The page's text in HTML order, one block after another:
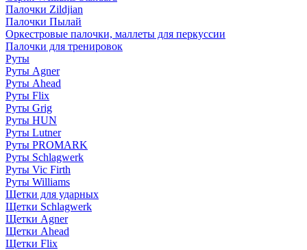
Палочки Zildjian
Палочки Пылай
Оркестровые палочки, маллеты для перкуссии
Палочки для тренировок
Руты
Руты Agner
Руты Ahead
Руты Flix
Руты Grig
Руты HUN
Руты Lutner
Руты PROMARK
Руты Schlagwerk
Руты Vic Firth
Руты Williams
Щетки для ударных
Щетки Schlagwerk
Щетки Agner
Щетки Ahead
Щетки Flix